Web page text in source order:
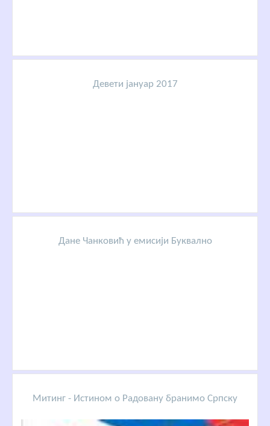
Девети јануар 2017
Дане Чанковић у емисији Буквално
Митинг - Истином о Радовану бранимо Српску